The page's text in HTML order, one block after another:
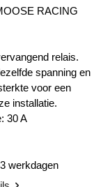
RACING
relais.
spanning en
voor een
installatie.
30 A
werkdagen